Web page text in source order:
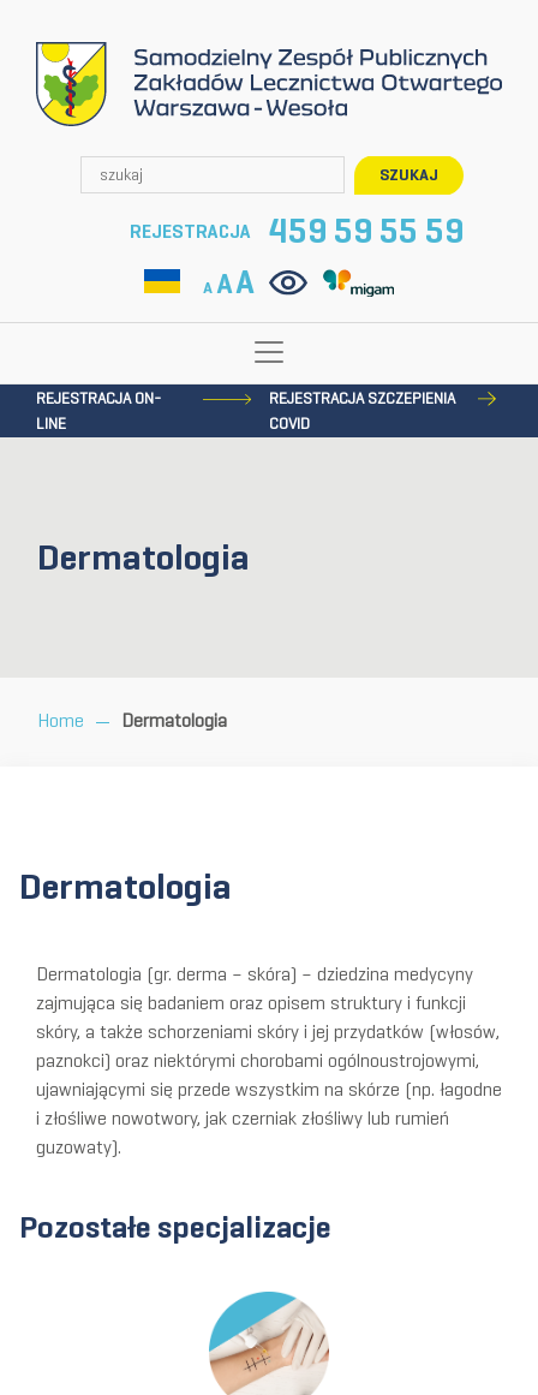
SZUKAJ
REJESTRACJA 459 59 55 59
AAA
REJESTRACJA ON-
LINE
REJESTRACJA SZCZEPIENIA
COVID
Dermatologia
Home Dermatologia
Dermatologia
Dermatologia (gr. derma – skóra) – dziedzina medycyny
zajmująca się badaniem oraz opisem struktury i funkcji
skóry, a także schorzeniami skóry i jej przydatków (włosów,
paznokci) oraz niektórymi chorobami ogólnoustrojowymi,
ujawniającymi się przede wszystkim na skórze (np. łagodne
i złośliwe nowotwory, jak czerniak złośliwy lub rumień
guzowaty).
Pozostałe specjalizacje